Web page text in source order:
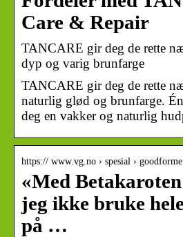
Care & Repair
TANCARE gir deg de rette
dyp og varig brunfarge
TANCARE gir deg de rette
naturlig glød og brunfarge.
deg en vakker og naturlig
https:// www.vg.no › spesial ›
«Med
jeg ikke bruke
på …